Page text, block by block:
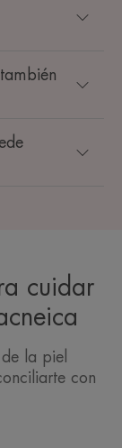
cuidar
la piel
con